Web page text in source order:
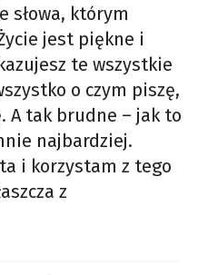
słowa, którym
jest piękne i
te wszystkie
o czym piszę,
A tak brudne – jak to
najbardziej.
i korzystam z tego
z